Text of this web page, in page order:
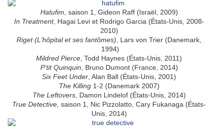
Hatufim , saison 1, Gideon Raff (Israël, 2009)
In Treatment, Hagai Levi et Rodrigo Garcia (États-Unis, 2008-
2010)
Riget (L'hôpital et ses fantômes) , Lars von Trier (Danemark,
1994)
Mildred Pierce , Todd Haynes (États-Unis, 2011)
P’tit Quinquin , Bruno Dumont (France, 2014)
Six Feet Under , Alan Ball (États-Unis, 2001)
The Killing1-2 (Danemark 2007)
The Leftovers, Damon Lindelof (États-Unis, 2014)
True Detective, saison 1, Nic Pizzolatto, Cary Fukanaga (États-
Unis, 2014)